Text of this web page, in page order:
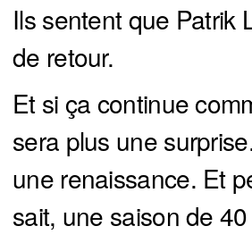
Ils sentent que
de retour.
Et si ça continue
sera plus une
une renaissance. Et
sait, une saison de